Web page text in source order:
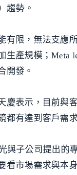
趨勢。
有限，無法支應
生產規模；Meta
開發。
慶表示，目前與
都有達到客戶需求
與子公司提出的
看市場需求與本